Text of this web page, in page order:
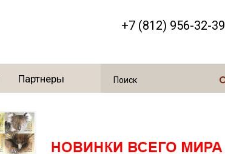
+7 (812) 956-32-39
Партнеры